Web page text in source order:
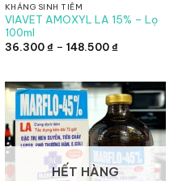
KHÁNG SINH TIÊM
VIAVET AMOXYL LA 15% – Lọ
100ml
36.300₫ – 148.500₫Khoảng
đến
148.500 ₫
HẾT HÀNG